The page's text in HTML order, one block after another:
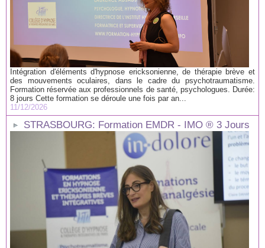
Intégration d'éléments d'hypnose ericksonienne, de thérapie brève et
des mouvements oculaires, dans le cadre du psychotraumatisme.
Formation réservée aux professionnels de santé, psychologues. Durée:
8 jours Cette formation se déroule une fois par an...
11/12/2026
STRASBOURG: Formation EMDR - IMO ® 3 Jours